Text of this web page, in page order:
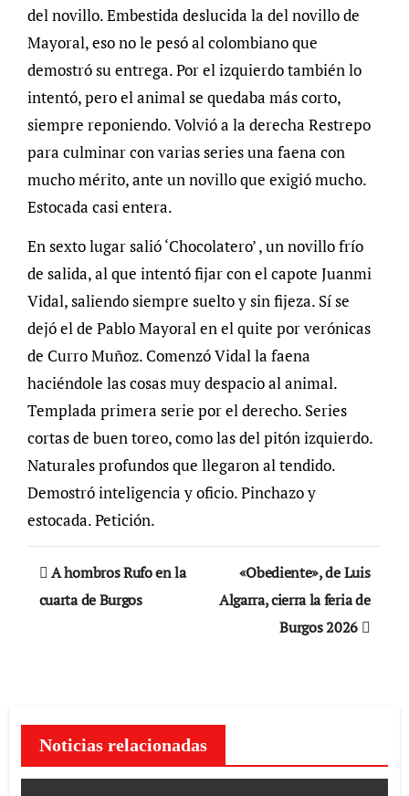
del novillo. Embestida deslucida la del novillo de
Mayoral, eso no le pesó al colombiano que
demostró su entrega. Por el izquierdo también lo
intentó, pero el animal se quedaba más corto,
siempre reponiendo. Volvió a la derecha Restrepo
para culminar con varias series una faena con
mucho mérito, ante un novillo que exigió mucho.
Estocada casi entera.
En sexto lugar salió ‘Chocolatero’ , un novillo frío
de salida, al que intentó fijar con el capote Juanmi
Vidal, saliendo siempre suelto y sin fijeza. Sí se
dejó el de Pablo Mayoral en el quite por verónicas
de Curro Muñoz. Comenzó Vidal la faena
haciéndole las cosas muy despacio al animal.
Templada primera serie por el derecho. Series
cortas de buen toreo, como las del pitón izquierdo.
Naturales profundos que llegaron al tendido.
Demostró inteligencia y oficio. Pinchazo y
estocada. Petición.
Navegación
de
A hombros Rufo en la
cuarta de Burgos
«Obediente», de Luis
Algarra, cierra la feria de
Burgos 2026
Noticias relacionadas